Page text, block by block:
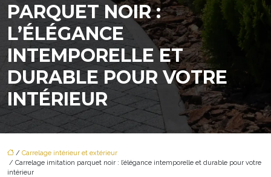
PARQUET NOIR :
L’ÉLÉGANCE
INTEMPORELLE ET
DURABLE POUR VOTRE
INTÉRIEUR
/ Carrelage intérieur et extérieur
/ Carrelage imitation parquet noir : l’élégance intemporelle et durable pour votre
intérieur